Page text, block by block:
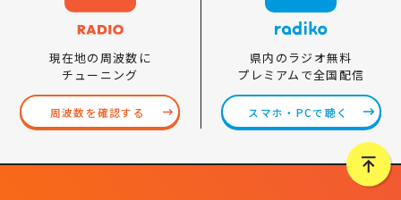
現在地の周波数に
チューニング
周波数を確認する
県内のラジオ無料
プレミアムで全国配信
スマホ・PCで聴く